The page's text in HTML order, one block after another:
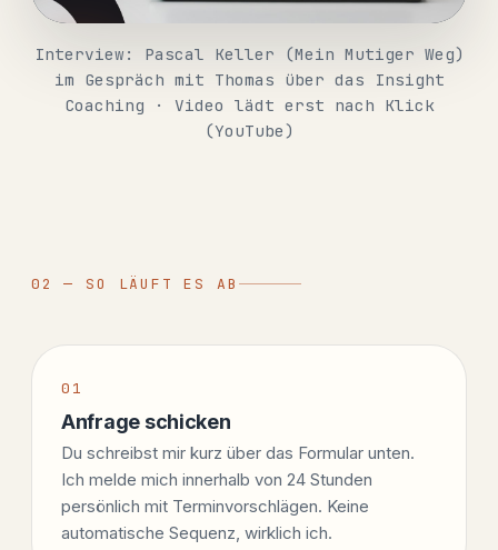
Interview: Pascal Keller (Mein Mutiger Weg)
im Gespräch mit Thomas über das Insight
Coaching · Video lädt erst nach Klick
(YouTube)
02 — SO LÄUFT ES AB
Anfrage schicken
Du schreibst mir kurz über das Formular unten.
Ich melde mich innerhalb von 24 Stunden
persönlich mit Terminvorschlägen. Keine
automatische Sequenz, wirklich ich.